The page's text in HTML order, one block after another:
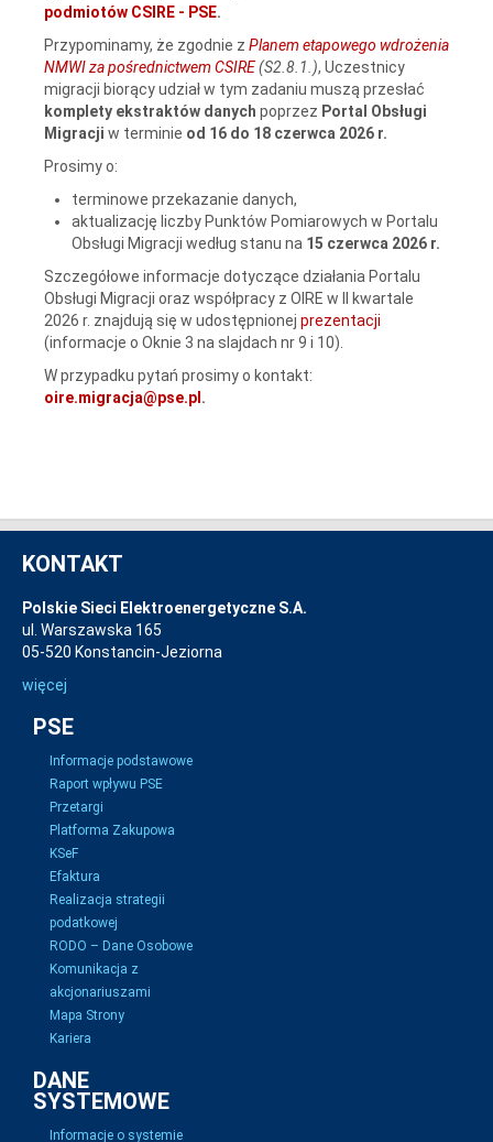
podmiotów CSIRE - PSE.
Przypominamy, że zgodnie z Planem etapowego wdrożenia
NMWI za pośrednictwem CSIRE(S2.8.1.), Uczestnicy
migracji biorący udział w tym zadaniu muszą przesłać
komplety ekstraktów danych poprzez Portal Obsługi
Migracji w terminie od 16 do 18 czerwca 2026 r.
Prosimy o:
terminowe przekazanie danych,
aktualizację liczby Punktów Pomiarowych w Portalu
Obsługi Migracji według stanu na 15 czerwca 2026 r.
Szczegółowe informacje dotyczące działania Portalu
Obsługi Migracji oraz współpracy z OIRE w II kwartale
2026 r. znajdują się w udostępnionej prezentacji
(informacje o Oknie 3 na slajdach nr 9 i 10).
W przypadku pytań prosimy o kontakt:
oire.migracja@pse.pl .
KONTAKT
Polskie Sieci Elektroenergetyczne S.A.
ul. Warszawska 165
05-520 Konstancin-Jeziorna
więcej
PSE
Informacje podstawowe
Raport wpływu PSE
Przetargi
Platforma Zakupowa
KSeF
Efaktura
Realizacja strategii
podatkowej
RODO – Dane Osobowe
Komunikacja z
akcjonariuszami
Mapa Strony
Kariera
DANE
SYSTEMOWE
Informacje o systemie